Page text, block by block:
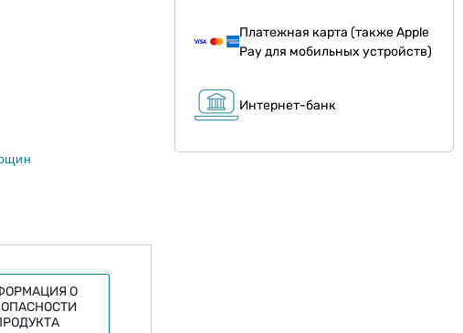
Платежная карта (также Apple
Pay для мобильных устройств)
Интернет-банк
О